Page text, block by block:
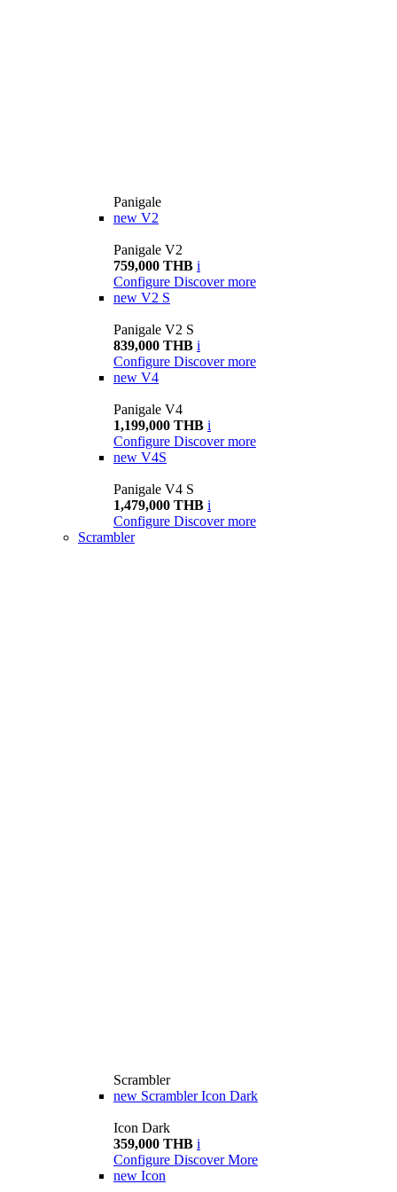
Panigale
new V2
Panigale V2
759,000 THB i
Configure Discover more
new V2 S
Panigale V2 S
839,000 THB i
Configure Discover more
new V4
Panigale V4
1,199,000 THB i
Configure Discover more
new V4S
Panigale V4 S
1,479,000 THB i
Configure Discover more
Scrambler
Scrambler
new Scrambler Icon Dark
Icon Dark
359,000 THB i
Configure Discover More
new Icon